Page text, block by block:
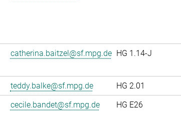
catherina.baitzel@sf.mpg.de HG 1.14-J
teddy.balke@sf.mpg.de HG 2.01
cecile.bandet@sf.mpg.de HG E26